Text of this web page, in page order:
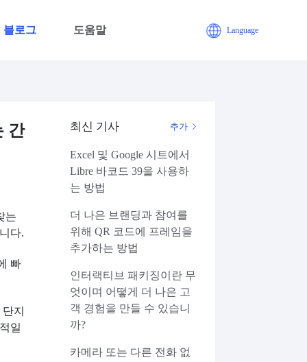
블로그 도움말 Language
간
는
다.
빠
지
일
최신 기사 추가
Excel 및 Google 시트에서
Libre 바코드 39을 사용하
는 방법
더 나은 브랜딩과 참여를
위해 QR 코드에 프레임을
추가하는 방법
인터랙티브 패키징이란 무
엇이며 어떻게 더 나은 고
객 경험을 만들 수 있습니
까?
카메라 또는 다른 전화 없